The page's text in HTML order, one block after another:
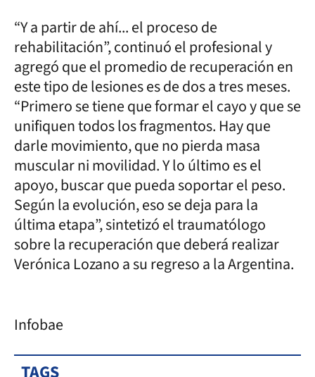
“Y a partir de ahí... el proceso de
rehabilitación”, continuó el profesional y
agregó que el promedio de recuperación en
este tipo de lesiones es de dos a tres meses.
“Primero se tiene que formar el cayo y que se
unifiquen todos los fragmentos. Hay que
darle movimiento, que no pierda masa
muscular ni movilidad. Y lo último es el
apoyo, buscar que pueda soportar el peso.
Según la evolución, eso se deja para la
última etapa”, sintetizó el traumatólogo
sobre la recuperación que deberá realizar
Verónica Lozano a su regreso a la Argentina.
Infobae